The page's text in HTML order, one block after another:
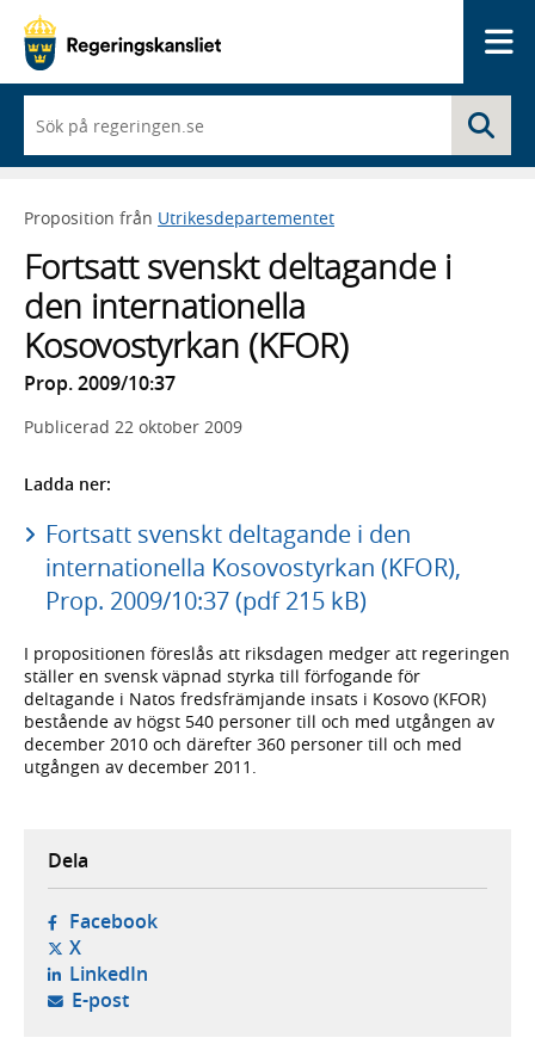
du
börjar
skriva
framträder
lista
med
sökförslag
Proposition från Utrikesdepartementet
Fortsatt svenskt deltagande i
den internationella
Kosovostyrkan (KFOR)
Prop. 2009/10:37
Publicerad 22 oktober 2009
Ladda ner:
Fortsatt svenskt deltagande i den
internationella Kosovostyrkan (KFOR),
Prop. 2009/10:37 (pdf 215 kB)
I propositionen föreslås att riksdagen medger att regeringen
ställer en svensk väpnad styrka till förfogande för
deltagande i Natos fredsfrämjande insats i Kosovo (KFOR)
bestående av högst 540 personer till och med utgången av
december 2010 och därefter 360 personer till och med
utgången av december 2011.
Dela
Facebook- öppnas i ny flik, extern webbplats,
X- öppnas i ny flik, extern webbplats,
LinkedIn- öppnas i ny flik, extern webbplats,
E-post- öppnar din e-postklient,